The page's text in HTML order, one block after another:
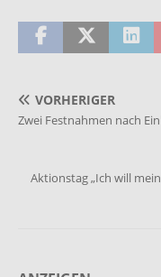
VORHERIGER
Zwei Festnahmen nach
Aktionstag „Ich will